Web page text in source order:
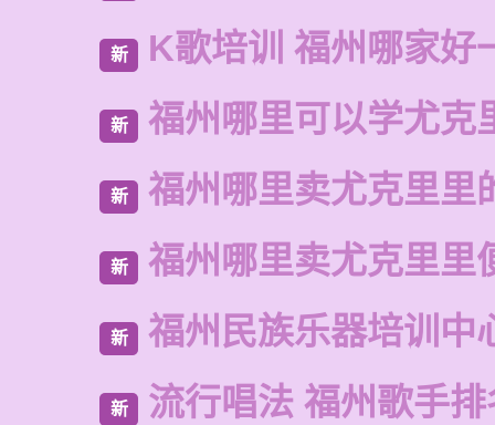
新 K歌培训 福州哪家好
新 福州哪里可以学尤克
新 福州哪里卖尤克里里
新 福州哪里卖尤克里里
新 福州民族乐器培训中
新 流行唱法 福州歌手